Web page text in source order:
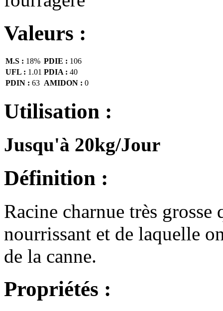
Valeurs :
M.S : 18% PDIE : 106
UFL : 1.01 PDIA : 40
PDIN : 63 AMIDON : 0
Utilisation :
Jusqu'à 20kg/Jour
Définition :
Racine charnue très
nourrissant et de laquelle
de la canne.
Propriétés :